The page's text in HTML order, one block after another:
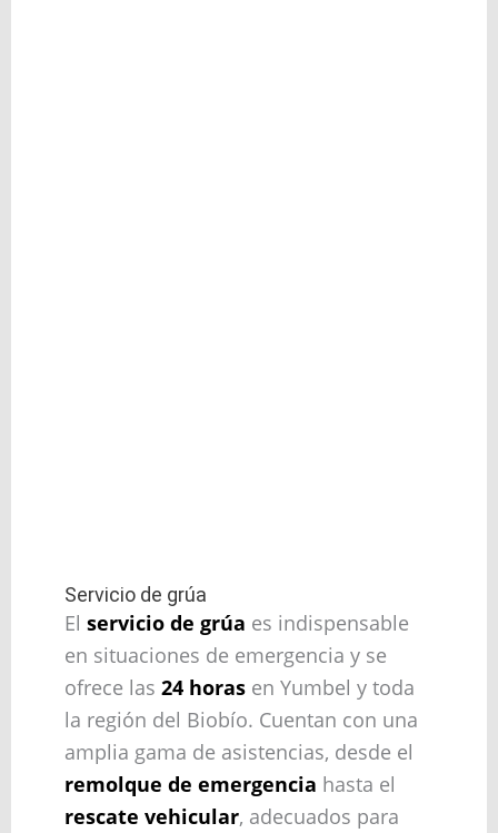
Servicio de grúa
El servicio de grúa es indispensable
en situaciones de emergencia y se
ofrece las 24 horasen Yumbel y toda
la región del Biobío. Cuentan con una
amplia gama de asistencias, desde el
remolque de emergencia hasta el
rescate vehicular, adecuados para